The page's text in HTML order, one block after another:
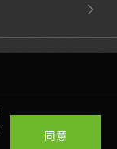
同意